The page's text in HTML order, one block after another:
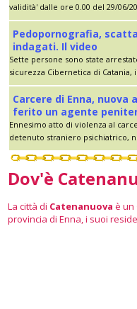
validità' dalle ore 0.00 del 29/06/
Pedopornografia,
indagati. Il video
Sette persone sono state
sicurezza Cibernetica di Catania,
Carcere di Enna,
ferito un agente
Ennesimo atto di violenza al
detenuto straniero psichiatrico,
Dov'è
La città di Catenanuova è un
provincia di Enna, i suoi